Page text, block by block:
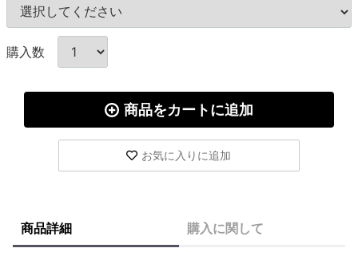
購入数
商品をカートに追加
お気に入りに追加
商品詳細 購入に関して